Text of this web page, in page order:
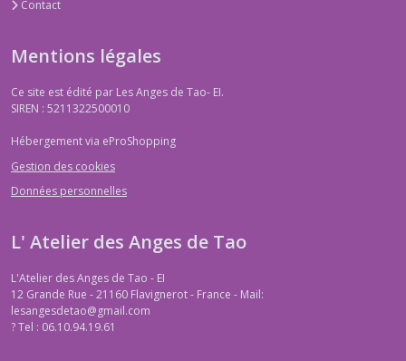
Contact
Mentions légales
Ce site est édité par Les Anges de Tao- EI.
SIREN : 5211322500010
Hébergement via eProShopping
Gestion des cookies
Données personnelles
L' Atelier des Anges de Tao
L'Atelier des Anges de Tao - EI
12 Grande Rue - 21160 Flavignerot - France - Mail:
lesangesdetao@gmail.com
?Tel : 06.10.94.19.61